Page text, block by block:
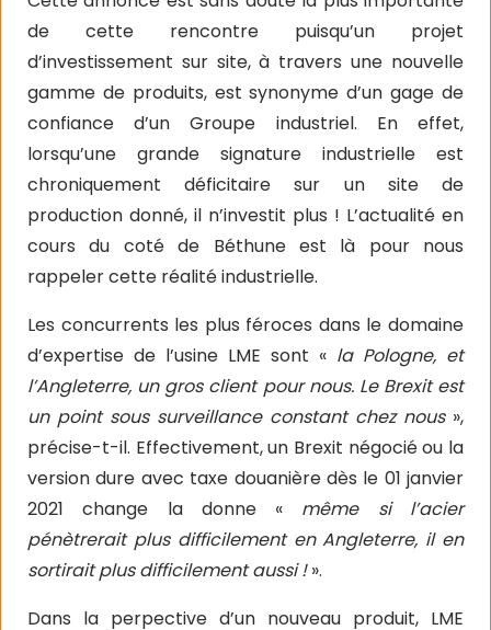
de cette rencontre puisqu’un projet
d’investissement sur site, à travers une nouvelle
gamme de produits, est synonyme d’un gage de
confiance d’un Groupe industriel. En effet,
lorsqu’une grande signature industrielle est
chroniquement déficitaire sur un site de
production donné, il n’investit plus ! L’actualité en
cours du coté de Béthune est là pour nous
rappeler cette réalité industrielle.
Les concurrents les plus féroces dans le domaine
d’expertise de l’usine LME sont « la Pologne, et
l’Angleterre, un gros client pour nous. Le Brexit est
un point sous surveillance constant chez nous »,
précise-t-il. Effectivement, un Brexit négocié ou la
version dure avec taxe douanière dès le 01 janvier
2021 change la donne « même si l’acier
pénètrerait plus difficilement en Angleterre, il en
sortirait plus difficilement aussi !».
Dans la perpective d’un nouveau produit, LME